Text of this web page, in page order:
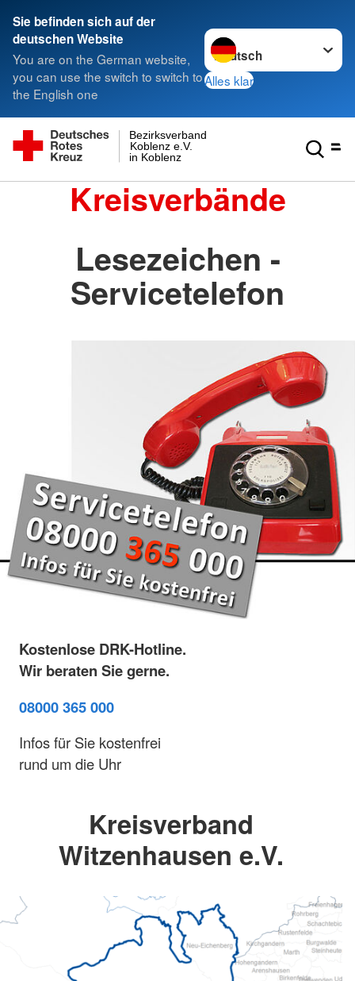
Sie befinden sich auf der
deutschen Website
You are on the German website,
you can use the switch to switch to
the English one
Sprache wechseln zu
Alles klar
in Koblenz
Koblenz e.V.
Bezirksverband
Kreisverbände
Lesezeichen -
Servicetelefon
Kostenlose DRK-Hotline.
Wir beraten Sie gerne.
08000 365 000
Infos für Sie kostenfrei
rund um die Uhr
Kreisverband
Witzenhausen e.V.